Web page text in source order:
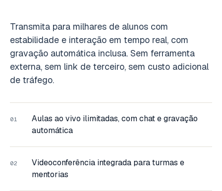
Transmita para milhares de alunos com
estabilidade e interação em tempo real, com
gravação automática inclusa. Sem ferramenta
externa, sem link de terceiro, sem custo adicional
de tráfego.
01
Aulas ao vivo ilimitadas, com chat e gravação
automática
02
Videoconferência integrada para turmas e
mentorias